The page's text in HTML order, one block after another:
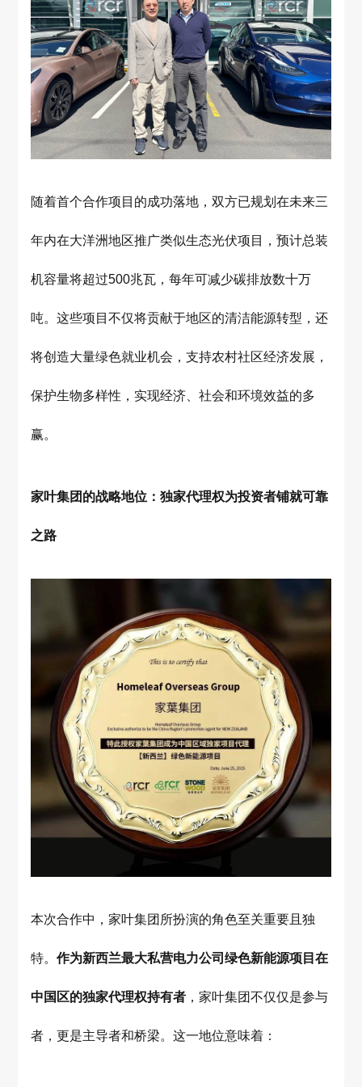
随着首个合作项目的成功落地，双方已规划在未来三
年内在大洋洲地区推广类似生态光伏项目，预计总装
机容量将超过500兆瓦，每年可减少碳排放数十万
吨。这些项目不仅将贡献于地区的清洁能源转型，还
将创造大量绿色就业机会，支持农村社区经济发展，
保护生物多样性，实现经济、社会和环境效益的多
赢。
家叶集团的战略地位：独家代理权为投资者铺就可靠
之路
本次合作中，家叶集团所扮演的角色至关重要且独
特。 作为新西兰最大私营电力公司绿色新能源项目在
中国区的独家代理权持有者，家叶集团不仅仅是参与
者，更是主导者和桥梁。这一地位意味着：